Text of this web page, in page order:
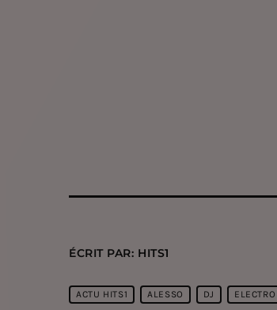
ÉCRIT PAR: HITS1
ACTU HITS1 ALESSO DJ ELECTRO